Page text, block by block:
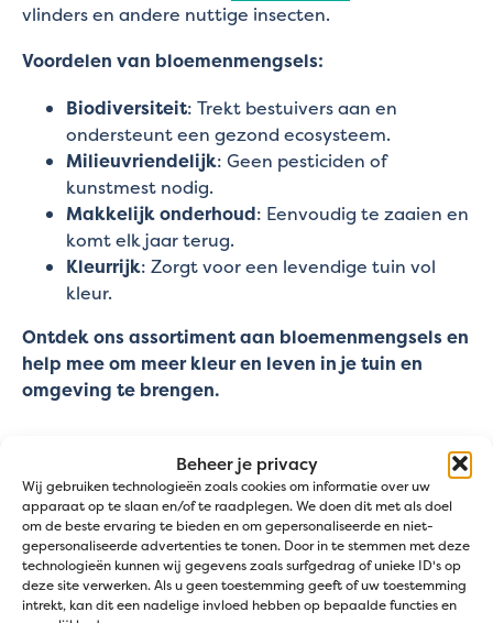
Beheer je privacy
Wij gebruiken technologieën zoals cookies om informatie over uw
apparaat op te slaan en/of te raadplegen. We doen dit met als doel
om de beste ervaring te bieden en om gepersonaliseerde en niet-
gepersonaliseerde advertenties te tonen. Door in te stemmen met deze
technologieën kunnen wij gegevens zoals surfgedrag of unieke ID's op
deze site verwerken. Als u geen toestemming geeft of uw toestemming
intrekt, kan dit een nadelige invloed hebben op bepaalde functies en
vlinders en andere nuttige insecten.
Voordelen van bloemenmengsels:
Biodiversiteit: Trekt bestuivers aan en
ondersteunt een gezond ecosysteem.
Milieuvriendelijk: Geen pesticiden of
kunstmest nodig.
Makkelijk onderhoud: Eenvoudig te zaaien en
komt elk jaar terug.
Kleurrijk: Zorgt voor een levendige tuin vol
kleur.
Ontdek ons assortiment aan bloemenmengsels en
help mee om meer kleur en leven in je tuin en
omgeving te brengen.